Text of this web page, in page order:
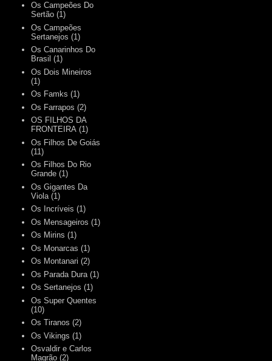
Os Campeões Do
Sertão (1)
Os Campeões
Sertanejos (1)
Os Canarinhos Do
Brasil (1)
Os Dois Mineiros
(1)
Os Famks (1)
Os Farrapos (2)
OS FILHOS DA
FRONTEIRA (1)
Os Filhos De Goiás
(11)
Os Filhos Do Rio
Grande (1)
Os Gigantes Da
Viola (1)
Os Incríveis (1)
Os Mensageiros (1)
Os Mirins (1)
Os Monarcas (1)
Os Montanari (2)
Os Parada Dura (1)
Os Sertanejos (1)
Os Super Quentes
(10)
Os Tiranos (2)
Os Vikings (1)
Osvaldir e Carlos
Magrão (2)